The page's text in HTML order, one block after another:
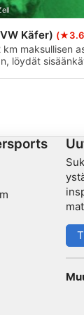
Käfer)
maksullisen
löydät